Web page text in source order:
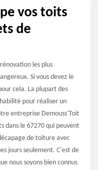
vos toits
de
les plus
Si vous devez le
cela. La plupart des
pour réaliser un
entreprise Demouss'Toit
dans le 67270 qui peuvent
de toiture avec
jours seulement. C'est de
nous soyons bien connus